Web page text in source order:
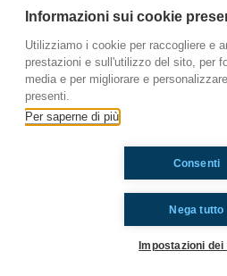
pareri più condivisi.
#OkkinSu
Partinico
Ti è piaciuto? Condividilo!
Informazioni sui cookie
Utilizziamo i cookie per raccogliere e
prestazioni e sull'utilizzo del sito, per
media e per migliorare e
presenti.
Per saperne di più
Nega tutto
Consenti
Impostazioni dei